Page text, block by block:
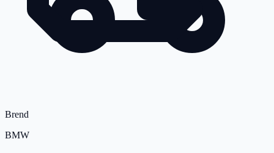
Brend
BMW